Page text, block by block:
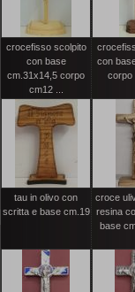
crocefisso scolpito
con base
cm.31x14,5 corpo
cm12 ...
con
corpo
tau in olivo con
scritta e base cm.19
croce
resina
base